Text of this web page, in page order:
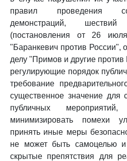
правил проведения
демонстраций,
(постановления от 26
"Баранкевич против России",
делу "Примов и другие
регулирующие порядок
требование
существенное значение для
публичных
минимизировать помехи
принять иные меры
не может быть самоцелью
скрытые препятствия для